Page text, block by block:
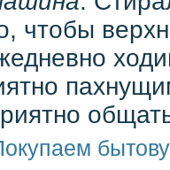
чтобы